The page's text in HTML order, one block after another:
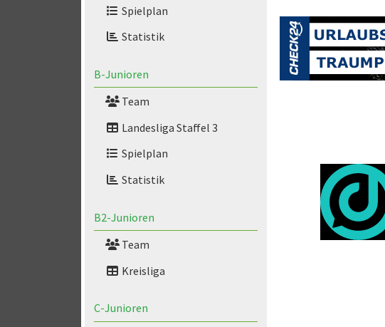
Spielplan
Statistik
B-Junioren
Team
Landesliga Staffel 3
Spielplan
Statistik
B2-Junioren
Team
Kreisliga
C-Junioren